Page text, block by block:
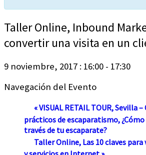
Taller Online, Inbound
convertir una visita en un
9 noviembre, 2017 : 16:00 - 17:30
Navegación del Evento
«VISUAL RETAIL TOUR, Sevilla
prácticos de escaparatismo,
través de tu escaparate?
Taller Online, Las 10 claves